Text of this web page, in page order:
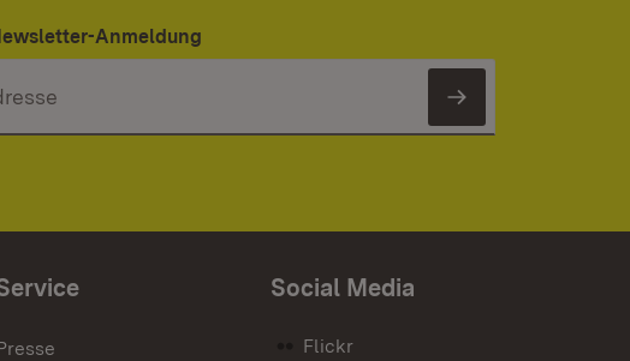
Anmeldung
Newsletter
Social Media
Flickr